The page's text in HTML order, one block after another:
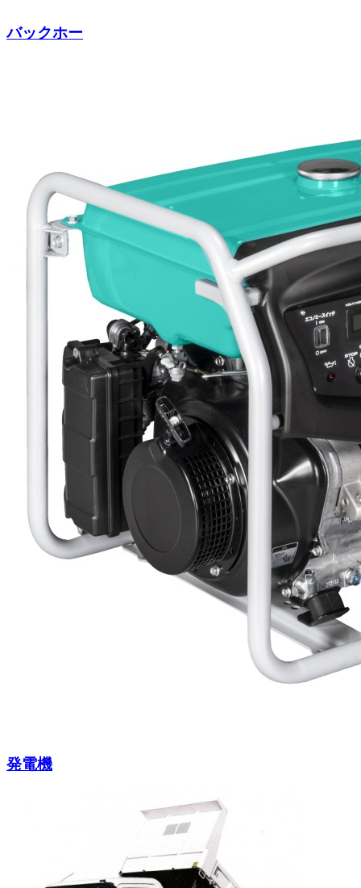
バックホー
発電機